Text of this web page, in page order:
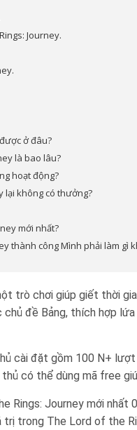
Journey.
ở đâu?
là bao lâu?
hoạt động?
lại không có thưởng?
mới nhất?
thành công Mình phải làm gì
trò chơi giúp giết thời
đề Bảng, thích hợp
cài đặt gồm 100 N+
có thể dùng mã free
Rings: Journey mới nhất
trong The Lord of the